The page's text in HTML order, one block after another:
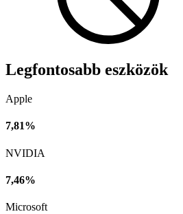
Legfontosabb eszközök
Apple
7,81%
NVIDIA
7,46%
Microsoft